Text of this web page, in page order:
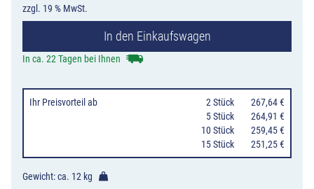
zzgl. 19 % MwSt.
20
Ascher
&
Dach,
optional
In den Einkaufswagen
In ca. 22 Tagen bei Ihnen
Ihr Preisvorteil ab 2 Stück
267,64 €
5 Stück
264,91 €
10 Stück
259,45 €
15 Stück
251,25 €
Gewicht: ca. 12 kg